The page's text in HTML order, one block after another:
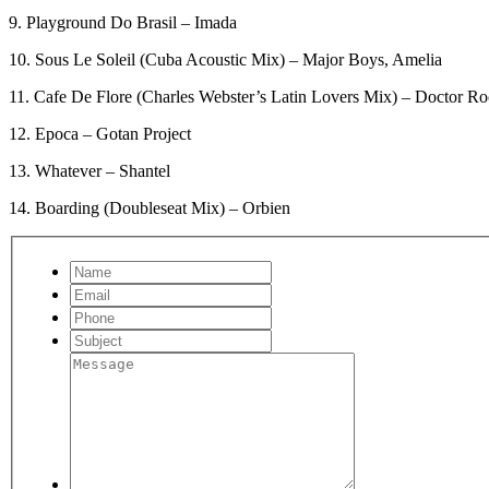
9. Playground Do Brasil – Imada
10. Sous Le Soleil (Cuba Acoustic Mix) – Major Boys, Amelia
11. Cafe De Flore (Charles Webster’s Latin Lovers Mix) – Doctor
12. Epoca – Gotan Project
13. Whatever – Shantel
14. Boarding (Doubleseat Mix) – Orbien